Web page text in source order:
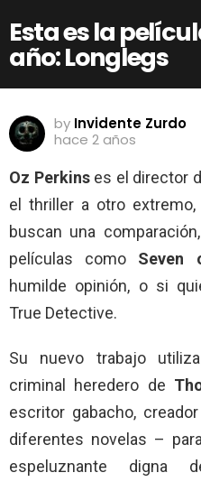
Esta es la
año: Longlegs
by Invidente Zurdo
hace 2 años
Oz Perkinses el director
el thriller a otro
buscan una
películas como Seven
humilde opinión, o si
True Detective.
Su nuevo trabajo
criminal heredero de
escritor gabacho,
diferentes novelas –
espeluznante digna